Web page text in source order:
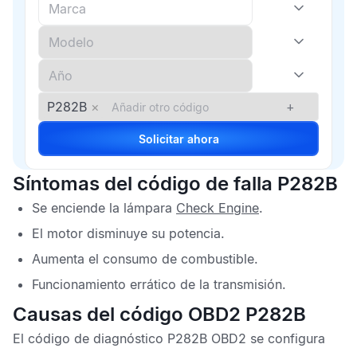
P282B × +
Solicitar ahora
Síntomas del código de falla P282B
Se enciende la lámpara Check Engine.
El motor disminuye su potencia.
Aumenta el consumo de combustible.
Funcionamiento errático de la transmisión.
Causas del código OBD2 P282B
El código de diagnóstico P282B OBD2 se configura